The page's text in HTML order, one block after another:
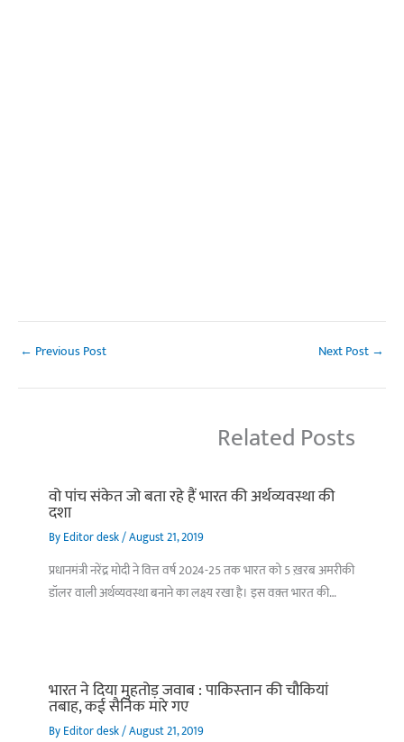
← Previous Post Next Post →
Related Posts
वो पांच संकेत जो बता रहे हैं भारत की अर्थव्यवस्था की
दशा
ByEditor desk/August 21, 2019
प्रधानमंत्री नरेंद्र मोदी ने वित्त वर्ष 2024-25 तक भारत को 5 ख़रब अमरीकी
डॉलर वाली अर्थव्यवस्था बनाने का लक्ष्य रखा है। इस वक़्त भारत की…
भारत ने दिया मुहतोड़ जवाब : पाकिस्‍तान की चौकियां
तबाह, कई सैनिक मारे गए
ByEditor desk/August 21, 2019